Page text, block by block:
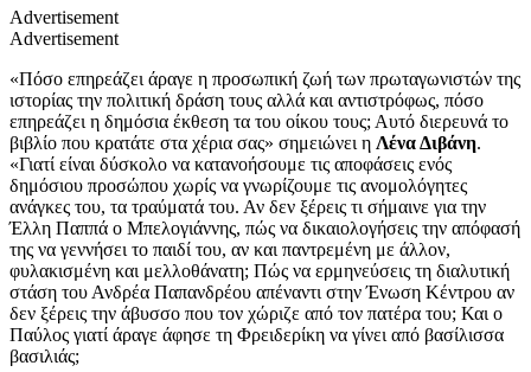
Advertisement
Advertisement
«Πόσο επηρεάζει άραγε η προσωπική ζωή των πρωταγωνιστών της
ιστορίας την πολιτική δράση τους αλλά και αντιστρόφως, πόσο
επηρεάζει η δημόσια έκθεση τα του οίκου τους; Αυτό διερευνά το
βιβλίο που κρατάτε στα χέρια σας» σημειώνει η Λένα Διβάνη.
«Γιατί είναι δύσκολο να κατανοήσουμε τις αποφάσεις ενός
δημόσιου προσώπου χωρίς να γνωρίζουμε τις ανομολόγητες
ανάγκες του, τα τραύματά του. Αν δεν ξέρεις τι σήμαινε για την
Έλλη Παππά ο Μπελογιάννης, πώς να δικαιολογήσεις την απόφασή
της να γεννήσει το παιδί του, αν και παντρεμένη με άλλον,
φυλακισμένη και μελλοθάνατη; Πώς να ερμηνεύσεις τη διαλυτική
στάση του Ανδρέα Παπανδρέου απέναντι στην Ένωση Κέντρου αν
δεν ξέρεις την άβυσσο που τον χώριζε από τον πατέρα του; Και ο
Παύλος γιατί άραγε άφησε τη Φρειδερίκη να γίνει από βασίλισσα
βασιλιάς;